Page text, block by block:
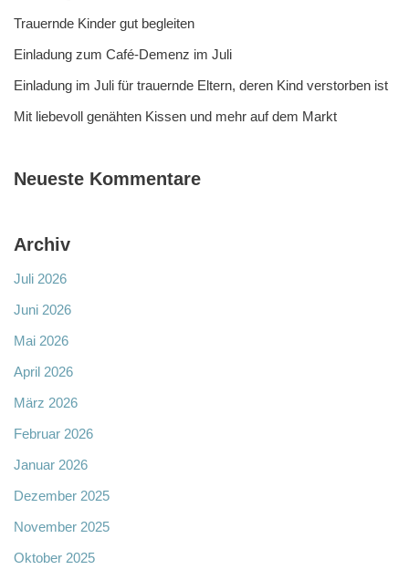
Trauernde Kinder gut begleiten
Einladung zum Café-Demenz im Juli
Einladung im Juli für trauernde Eltern, deren Kind verstorben ist
Mit liebevoll genähten Kissen und mehr auf dem Markt
Neueste Kommentare
Archiv
Juli 2026
Juni 2026
Mai 2026
April 2026
März 2026
Februar 2026
Januar 2026
Dezember 2025
November 2025
Oktober 2025